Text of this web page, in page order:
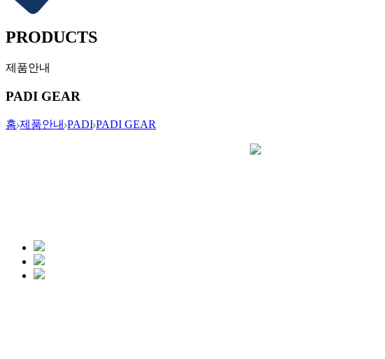
PRODUCTS
제품안내
PADI GEAR
홈 제품안내 PADI PADI GEAR